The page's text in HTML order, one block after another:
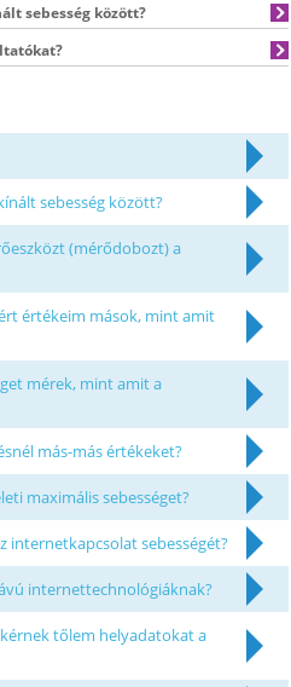
sebesség között?
sebesség között?
(mérődobozt) a
értékeim mások, mint amit
mérek, mint amit a
más-más értékeket?
maximális sebességet?
internetkapcsolat sebességét?
internettechnológiáknak?
tőlem helyadatokat a